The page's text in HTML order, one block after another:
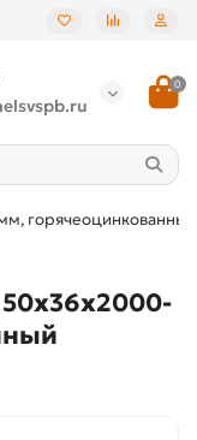
0
горячеоцинкованный